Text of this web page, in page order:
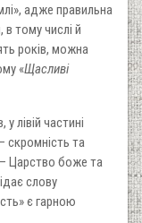
адже правильна
в тому числі й
років, можна
«Щасливі
лівій частині
скромність та
– Царство боже та
слову
є гарною